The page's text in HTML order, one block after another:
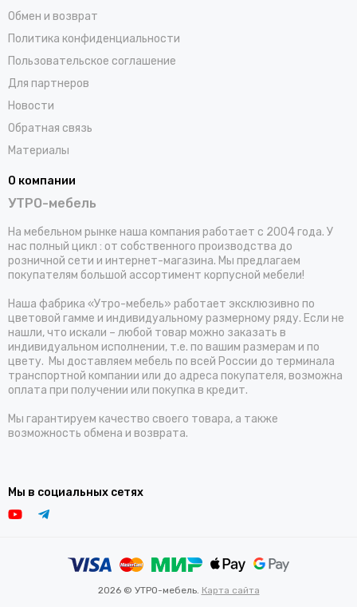
Обмен и возврат
Политика конфиденциальности
Пользовательское соглашение
Для партнеров
Новости
Обратная связь
Материалы
О компании
УТРО-мебель
На мебельном рынке наша компания работает с 2004 года. У
нас полный цикл : от собственного производства до
розничной сети и интернет-магазина. Мы предлагаем
покупателям большой ассортимент корпусной мебели!
Наша фабрика «Утро-мебель» работает эксклюзивно по
цветовой гамме и индивидуальному размерному ряду. Если не
нашли, что искали – любой товар можно заказать в
индивидуальном исполнении, т.е. по вашим размерам и по
цвету. Мы доставляем мебель по всей России до терминала
транспортной компании или до адреса покупателя, возможна
оплата при получении или покупка в кредит.
Мы гарантируем качество своего товара, а также
возможность обмена и возврата.
Мы в социальных сетях
2026 © УТРО-мебель. Карта сайта